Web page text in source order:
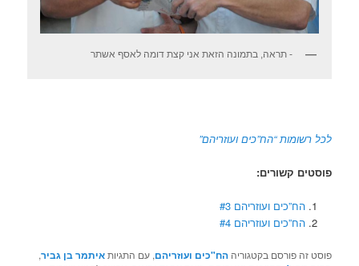
- תראה, בתמונה הזאת אני קצת דומה לאסף אשתר
לכל רשומות “הח”כים ועוזריהם”
פוסטים קשורים:
הח”כים ועוזריהם #3
הח”כים ועוזריהם #4
פוסט זה פורסם בקטגוריההח"כים ועוזריהם, עם התגיותאיתמר בן גביר,